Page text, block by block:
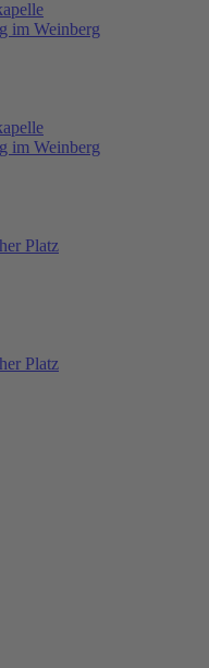
im Weinberg
im Weinberg
Platz
Platz